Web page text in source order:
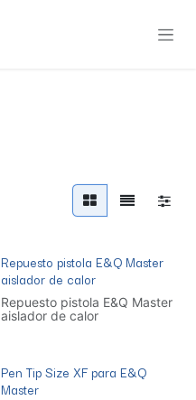
Repuesto pistola E&Q Master
aislador de calor
Repuesto pistola E&Q Master
aislador de calor
Pen Tip Size XF para E&Q
Master